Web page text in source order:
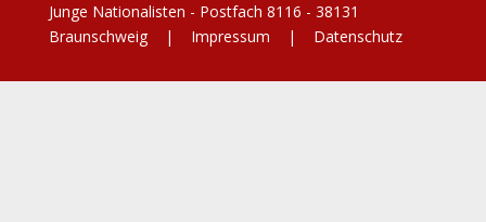
Junge Nationalisten - Postfach 8116 - 38131
Braunschweig | Impressum | Datenschutz